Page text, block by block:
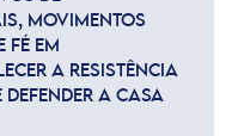
MOVIMENTOS
FÉ EM
A RESISTÊNCIA
A CASA